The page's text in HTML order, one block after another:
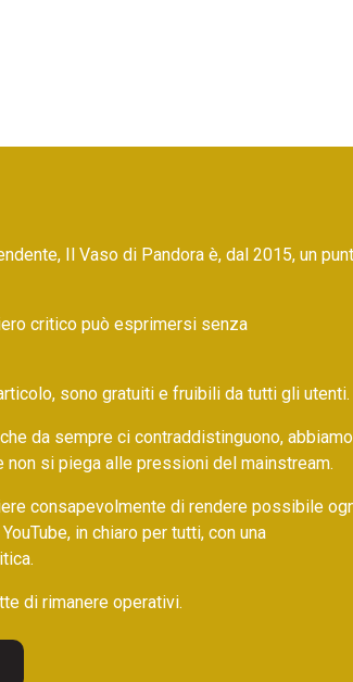
Il Vaso di Pandora è, dal 2015, un
critico può esprimersi senza
sono gratuiti e fruibili da tutti gli utenti.
da sempre ci contraddistinguono, abbiamo
si piega alle pressioni del mainstream.
consapevolmente di rendere possibile
in chiaro per tutti, con una
di rimanere operativi.